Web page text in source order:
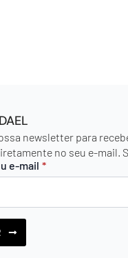
newsletter para
no seu e-mail.
e-mail *